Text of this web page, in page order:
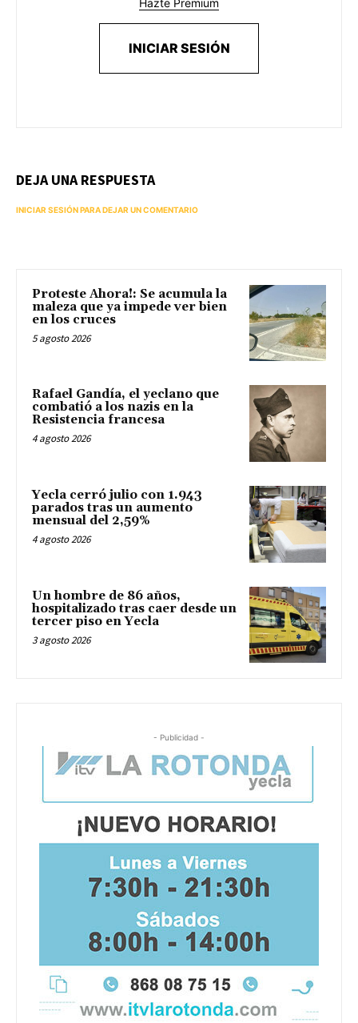
INICIAR SESIÓN
DEJA UNA RESPUESTA
INICIAR SESIÓN PARA DEJAR UN COMENTARIO
Proteste Ahora!: Se acumula la
maleza que ya impede ver bien
en los cruces
5 agosto 2026
Rafael Gandía, el yeclano que
combatió a los nazis en la
Resistencia francesa
4 agosto 2026
Yecla cerró julio con 1.943
parados tras un aumento
mensual del 2,59%
4 agosto 2026
Un hombre de 86 años,
hospitalizado tras caer desde un
tercer piso en Yecla
3 agosto 2026
- Publicidad -